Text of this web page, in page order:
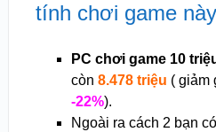
tính chơi game
PC chơi game 10
còn 8.478 triệu ( giảm
-22%).
Ngoài ra cách 2 bạn